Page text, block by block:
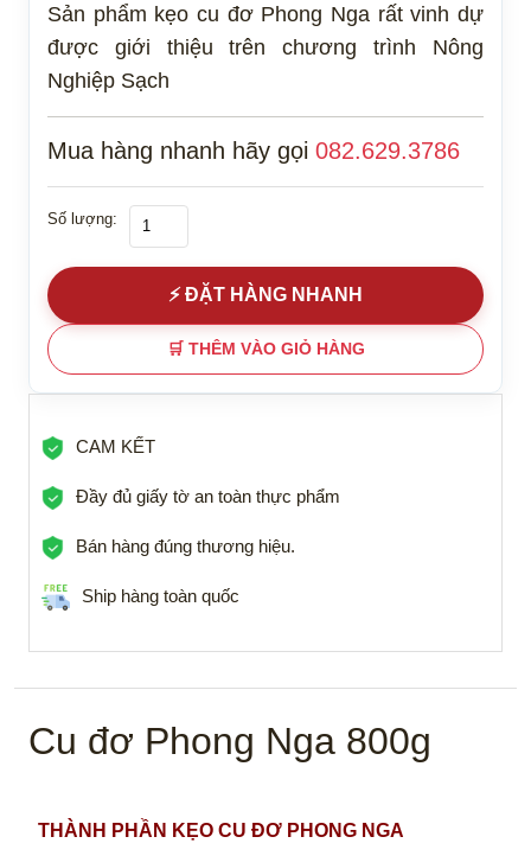
Sản phẩm kẹo cu đơ Phong Nga rất vinh dự
được giới thiệu trên chương trình Nông
Nghiệp Sạch
Mua hàng nhanh hãy gọi 082.629.3786
Số lượng: Cu đơ Phong Nga 800g
⚡ ĐẶT HÀNG NHANH
🛒 THÊM VÀO GIỎ HÀNG
CAM KẾT
Đầy đủ giấy tờ an toàn thực phẩm
Bán hàng đúng thương hiệu.
Ship hàng toàn quốc
Cu đơ Phong Nga 800g
THÀNH PHẦN KẸO CU ĐƠ PHONG NGA